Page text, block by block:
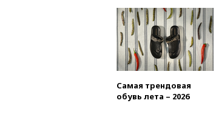
Самая трендовая
обувь лета – 2026